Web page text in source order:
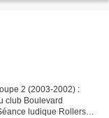
2 (2003-2002) :
club Boulevard
ludique Rollerski